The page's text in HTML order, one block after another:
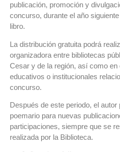
publicación, promoción y
concurso, durante el año
libro.
La distribución gratuita podrá
organizadora entre bibliotecas
Cesar y de la región, así como
educativos o institucionales
concurso.
Después de este periodo, el
poemario para nuevas
participaciones, siempre que se
realizada por la Biblioteca.